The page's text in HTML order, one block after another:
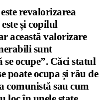
revalorizarea
și copilul
această valorizare
sunt
ocupe”. Căci statul
poate ocupa și rău de
comunistă sau cum